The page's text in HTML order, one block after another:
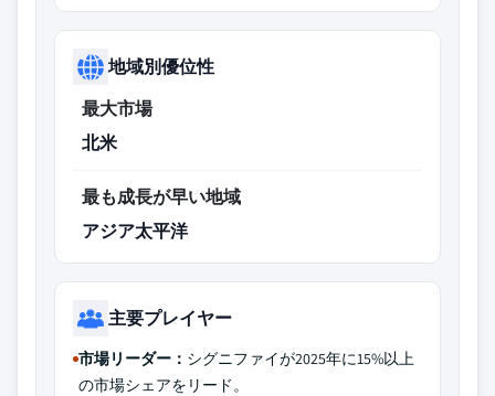
地域別優位性
最大市場
北米
最も成長が早い地域
アジア太平洋
主要プレイヤー
市場リーダー： シグニファイが2025年に15%以上
の市場シェアをリード。